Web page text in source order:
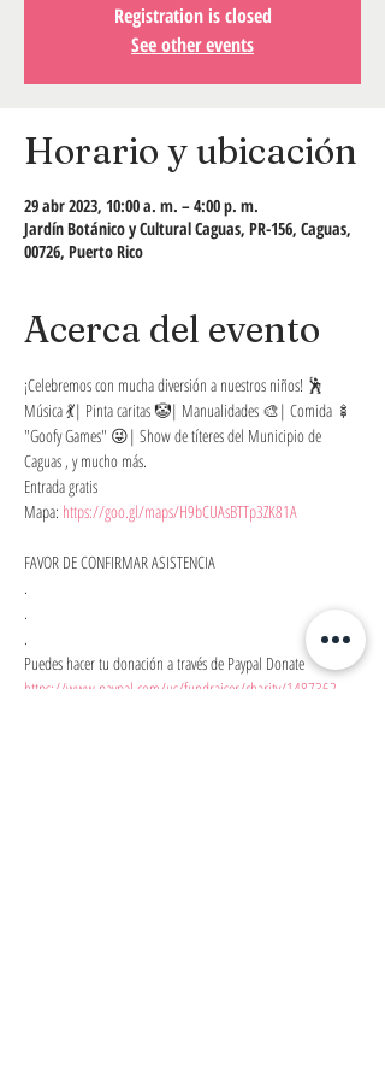
Registration is closed
See other events
Horario y ubicación
29 abr 2023, 10:00 a. m. – 4:00 p. m.
Jardín Botánico y Cultural Caguas, PR-156, Caguas,
00726, Puerto Rico
Acerca del evento
¡Celebremos con mu﻿cha diversión a nuestros niños! 🕺
Música 💃| Pinta caritas 🤡| Manualidades 🎨| Comida 🍢
"Goofy Games" 😜| Show de títeres del Municipio de
Caguas , y mucho más.
Entrada gratis
Mapa: https://goo.gl/maps/H9bCUAsBTTp3ZK81A
FAVOR DE CONFIRMAR ASISTENCIA
.
.
.
Puedes hacer tu donación a través de Paypal Donate
https://www.paypal.com/us/fundraiser/charity/1487362